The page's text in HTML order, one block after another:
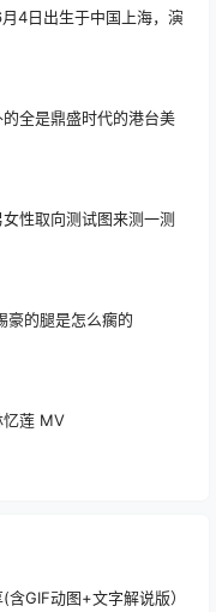
4日出生于中国上海，演
全是鼎盛时代的港台美
性取向测试图来测一测
豪的腿是怎么瘸的
忆莲 MV
GIF动图+文字解说版）